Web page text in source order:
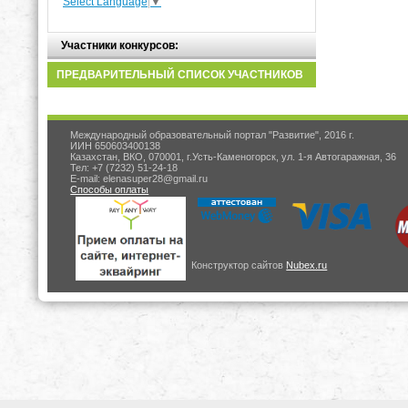
Участники конкурсов:
ПРЕДВАРИТЕЛЬНЫЙ СПИСОК УЧАСТНИКОВ
Международный образовательный портал "Развитие", 2016 г.
ИИН 650603400138
Казахстан, ВКО, 070001, г.Усть-Каменогорск, ул. 1-я Автогаражная, 36
Тел: +7 (7232) 51-24-18
E-mail: elenasuper28@gmail.ru
Способы оплаты
Конструктор сайтов Nubex.ru